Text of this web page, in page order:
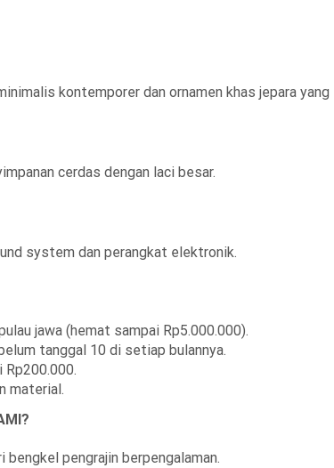
kontemporer dan ornamen khas jepara
cerdas dengan laci besar.
system dan perangkat elektronik.
jawa (hemat sampai Rp5.000.000).
tanggal 10 di setiap bulannya.
Rp200.000.
material.
bengkel pengrajin berpengalaman.